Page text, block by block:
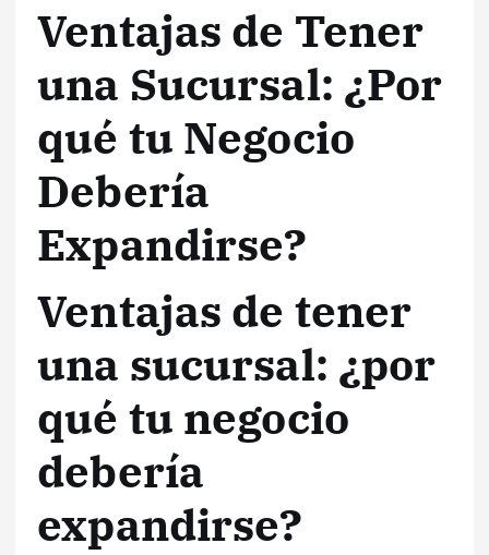
Ventajas de Tener
una Sucursal: ¿Por
qué tu Negocio
Debería
Expandirse?
Ventajas de tener
una sucursal: ¿por
qué tu negocio
debería
expandirse?